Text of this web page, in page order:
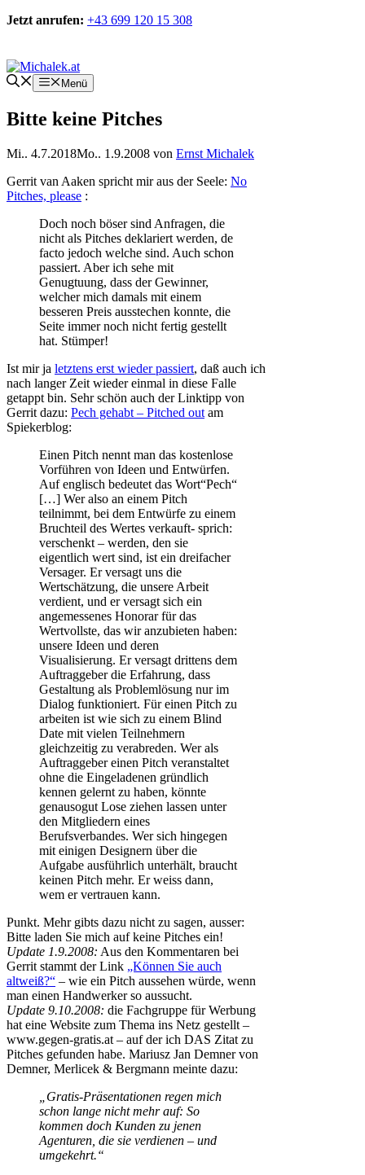
Zum
Jetzt anrufen: +43 699 120 15 308
Menü
Bitte keine Pitches
Mi.. 4.7.2018Mo.. 1.9.2008 von Ernst Michalek
Gerrit van Aaken spricht mir aus der Seele: No
Pitches, please :
Doch noch böser sind Anfragen, die
nicht als Pitches deklariert werden, de
facto jedoch welche sind. Auch schon
passiert. Aber ich sehe mit
Genugtuung, dass der Gewinner,
welcher mich damals mit einem
besseren Preis ausstechen konnte, die
Seite immer noch nicht fertig gestellt
hat. Stümper!
Ist mir ja letztens erst wieder passiert, daß auch ich
nach langer Zeit wieder einmal in diese Falle
getappt bin. Sehr schön auch der Linktipp von
Gerrit dazu: Pech gehabt – Pitched out am
Spiekerblog:
Einen Pitch nennt man das kostenlose
Vorführen von Ideen und Entwürfen.
Auf englisch bedeutet das Wort“Pech“
[…] Wer also an einem Pitch
teilnimmt, bei dem Entwürfe zu einem
Bruchteil des Wertes verkauft- sprich:
verschenkt – werden, den sie
eigentlich wert sind, ist ein dreifacher
Versager. Er versagt uns die
Wertschätzung, die unsere Arbeit
verdient, und er versagt sich ein
angemessenes Honorar für das
Wertvollste, das wir anzubieten haben:
unsere Ideen und deren
Visualisierung. Er versagt drittens dem
Auftraggeber die Erfahrung, dass
Gestaltung als Problemlösung nur im
Dialog funktioniert. Für einen Pitch zu
arbeiten ist wie sich zu einem Blind
Date mit vielen Teilnehmern
gleichzeitig zu verabreden. Wer als
Auftraggeber einen Pitch veranstaltet
ohne die Eingeladenen gründlich
kennen gelernt zu haben, könnte
genausogut Lose ziehen lassen unter
den Mitgliedern eines
Berufsverbandes. Wer sich hingegen
mit einigen Designern über die
Aufgabe ausführlich unterhält, braucht
keinen Pitch mehr. Er weiss dann,
wem er vertrauen kann.
Punkt. Mehr gibts dazu nicht zu sagen, ausser:
Bitte laden Sie mich auf keine Pitches ein!
Update 1.9.2008: Aus den Kommentaren bei
Gerrit stammt der Link „Können Sie auch
altweiß?“ – wie ein Pitch aussehen würde, wenn
man einen Handwerker so aussucht.
Update 9.10.2008: die Fachgruppe für Werbung
hat eine Website zum Thema ins Netz gestellt –
www.gegen-gratis.at – auf der ich DAS Zitat zu
Pitches gefunden habe. Mariusz Jan Demner von
Demner, Merlicek & Bergmann meinte dazu:
„Gratis-Präsentationen regen mich
schon lange nicht mehr auf: So
kommen doch Kunden zu jenen
Agenturen, die sie verdienen – und
umgekehrt.“